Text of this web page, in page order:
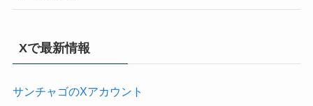
Xで最新情報
サンチャゴのXアカウント